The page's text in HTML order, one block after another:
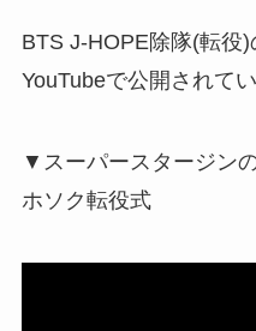
BTS J-HOPE除隊(転役
YouTubeで公開されてい
▼スーパースタージン
ホソク転役式